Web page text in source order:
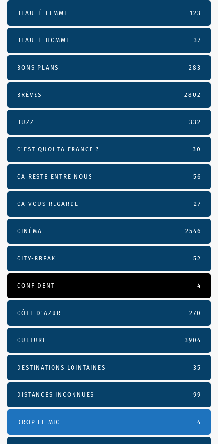
BEAUTÉ-FEMME 123
BEAUTÉ-HOMME 37
BONS PLANS 283
BRÈVES 2802
BUZZ 332
C'EST QUOI TA FRANCE ? 30
CA RESTE ENTRE NOUS 56
CA VOUS REGARDE 27
CINÉMA 2546
CITY-BREAK 52
CONFIDENT 4
CÔTE D’AZUR 270
CULTURE 3904
DESTINATIONS LOINTAINES 35
DISTANCES INCONNUES 99
DROP LE MIC 4